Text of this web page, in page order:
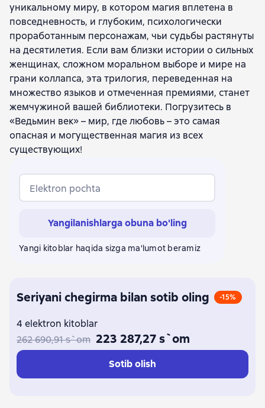
уникальному миру, в котором магия вплетена в
повседневность, и глубоким, психологически
проработанным персонажам, чьи судьбы растянуты
на десятилетия. Если вам близки истории о сильных
женщинах, сложном моральном выборе и мире на
грани коллапса, эта трилогия, переведенная на
множество языков и отмеченная премиями, станет
жемчужиной вашей библиотеки. Погрузитесь в
«Ведьмин век» – мир, где любовь – это самая
опасная и могущественная магия из всех
существующих!
Elektron pochta
Yangilanishlarga obuna bo'ling
Yangi kitoblar haqida sizga ma'lumot beramiz
Seriyani chegirma bilan sotib oling -15%
4 elektron kitoblar
262 690,91 s`om 223 287,27 s`om
Sotib olish